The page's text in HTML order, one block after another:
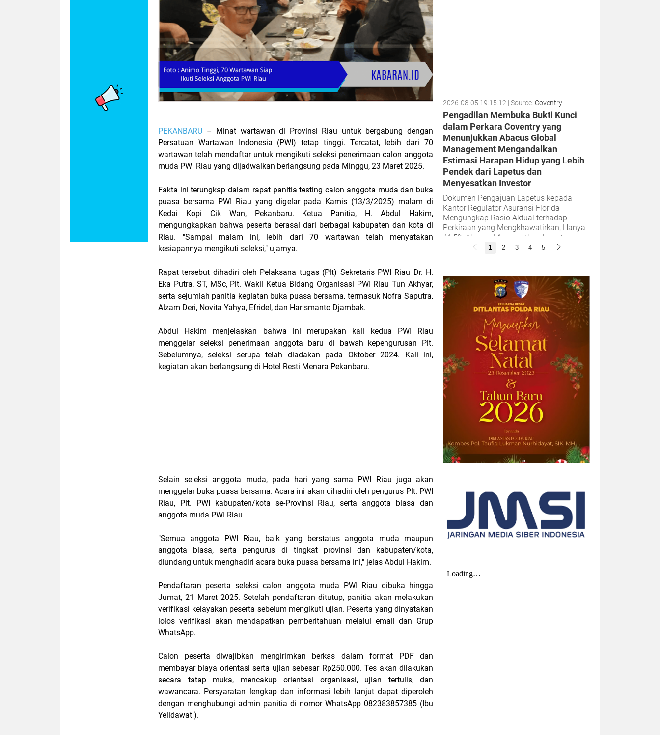
PEKANBARU – Minat wartawan di Provinsi Riau untuk bergabung dengan
Persatuan Wartawan Indonesia (PWI) tetap tinggi. Tercatat, lebih dari 70
wartawan telah mendaftar untuk mengikuti seleksi penerimaan calon anggota
muda PWI Riau yang dijadwalkan berlangsung pada Minggu, 23 Maret 2025.
Fakta ini terungkap dalam rapat panitia testing calon anggota muda dan buka
puasa bersama PWI Riau yang digelar pada Kamis (13/3/2025) malam di
Kedai Kopi Cik Wan, Pekanbaru. Ketua Panitia, H. Abdul Hakim,
mengungkapkan bahwa peserta berasal dari berbagai kabupaten dan kota di
Riau. "Sampai malam ini, lebih dari 70 wartawan telah menyatakan
kesiapannya mengikuti seleksi," ujarnya.
Rapat tersebut dihadiri oleh Pelaksana tugas (Plt) Sekretaris PWI Riau Dr. H.
Eka Putra, ST, MSc, Plt. Wakil Ketua Bidang Organisasi PWI Riau Tun Akhyar,
serta sejumlah panitia kegiatan buka puasa bersama, termasuk Nofra Saputra,
Alzam Deri, Novita Yahya, Efridel, dan Harismanto Djambak.
Abdul Hakim menjelaskan bahwa ini merupakan kali kedua PWI Riau
menggelar seleksi penerimaan anggota baru di bawah kepengurusan Plt.
Sebelumnya, seleksi serupa telah diadakan pada Oktober 2024. Kali ini,
kegiatan akan berlangsung di Hotel Resti Menara Pekanbaru.
Selain seleksi anggota muda, pada hari yang sama PWI Riau juga akan
menggelar buka puasa bersama. Acara ini akan dihadiri oleh pengurus Plt. PWI
Riau, Plt. PWI kabupaten/kota se-Provinsi Riau, serta anggota biasa dan
anggota muda PWI Riau.
"Semua anggota PWI Riau, baik yang berstatus anggota muda maupun
anggota biasa, serta pengurus di tingkat provinsi dan kabupaten/kota,
diundang untuk menghadiri acara buka puasa bersama ini," jelas Abdul Hakim.
Pendaftaran peserta seleksi calon anggota muda PWI Riau dibuka hingga
Jumat, 21 Maret 2025. Setelah pendaftaran ditutup, panitia akan melakukan
verifikasi kelayakan peserta sebelum mengikuti ujian. Peserta yang dinyatakan
lolos verifikasi akan mendapatkan pemberitahuan melalui email dan Grup
WhatsApp.
Calon peserta diwajibkan mengirimkan berkas dalam format PDF dan
membayar biaya orientasi serta ujian sebesar Rp250.000. Tes akan dilakukan
secara tatap muka, mencakup orientasi organisasi, ujian tertulis, dan
wawancara. Persyaratan lengkap dan informasi lebih lanjut dapat diperoleh
dengan menghubungi admin panitia di nomor WhatsApp 082383857385 (Ibu
Yelidawati).
2026-08-05 19:15:12 | Source: Coventry
Pengadilan Membuka Bukti Kunci
dalam Perkara Coventry yang
Menunjukkan Abacus Global
Management Mengandalkan
Estimasi Harapan Hidup yang Lebih
Pendek dari Lapetus dan
Menyesatkan Investor
Dokumen Pengajuan Lapetus kepada
Kantor Regulator Asuransi Florida
Mengungkap Rasio Aktual terhadap
Perkiraan yang Mengkhawatirkan, Hanya
41,5% Abacus Menyesatkan Investornya
dengan Menyembunyikan...
2026-08-05 14:33:34| Source: British American
Riset Global Terbaru Velo
Mengungkap Bagaimana Ekspresi
Diri Menciptakan “Efek Berantai”
Data survei terbaru menunjukkan bahwa
empat dari sepuluh orang dewasa (39%)
merasa semakin sulit membangun
hubungan yang tulus seiring
bertambahnya usia. Namun, musik dan
lantai dansa terbukti...
2026-08-04 20:17:41 | Source:
Univar Solutions
Univar Solutions Mengakuisisi H.M.
Plastik, dan Perekat di Amerika
1 2 3 4 5